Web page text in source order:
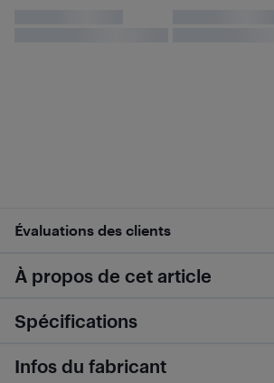
Évaluations des clients
À propos de cet article
Spécifications
Infos du fabricant